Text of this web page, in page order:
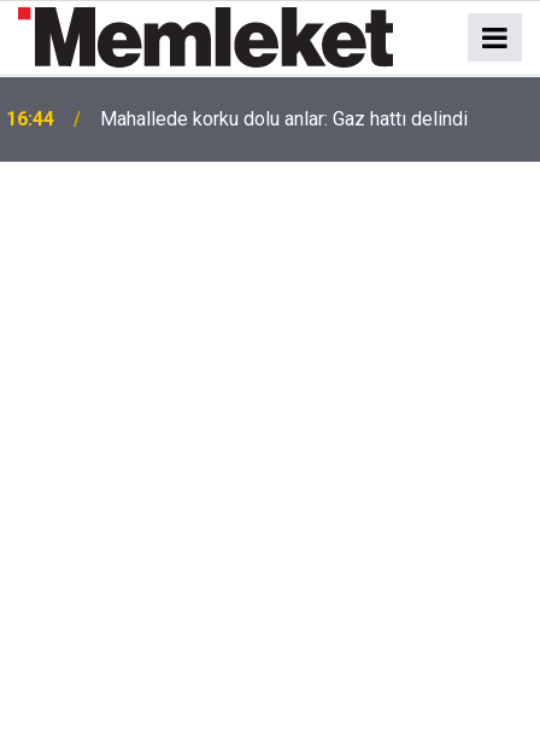
16:44 Mahallede korku dolu anlar: Gaz hattı delindi